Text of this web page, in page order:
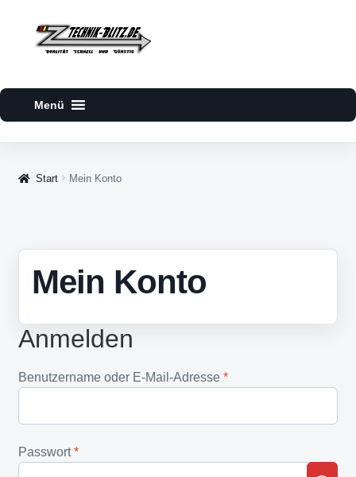
Navigation
springen
Inhalt
springen
Start Mein Konto
Mein Konto
Anmelden
Benutzername oder E-Mail-Adresse *Erforderlich
Passwort*Erforderlich